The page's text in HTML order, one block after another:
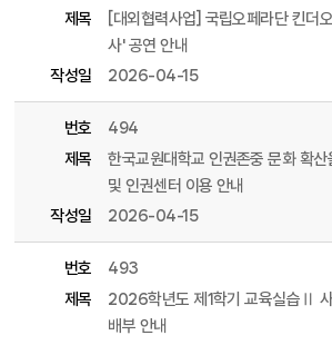
제목
[대외협력사업] 국립오페라단 킨더
사' 공연 안내
작성일
2026-04-15
번호
494
제목
한국교원대학교 인권존중 문화 확
및 인권센터 이용 안내
작성일
2026-04-15
번호
493
제목
2026학년도 제1학기 교육실습Ⅱ
배부 안내